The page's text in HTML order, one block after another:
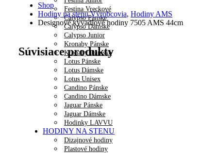
Festina Vreckové
Calypso Pánske
Calypso Dámske
Calypso Junior
Kronaby Pánske
Kronaby Dámske
Lotus Pánske
Lotus Dámske
Lotus Unisex
Candino Pánske
Candino Dámske
Jaguar Pánske
Jaguar Dámske
Hodinky LAVVU
HODINY NA STENU
Dizajnové hodiny
Plastové hodiny
Shop
Hodiny na stenu Výrobcovia, Hodiny AMS
Designové kyvadlové hodiny 7505 AMS 44cm
Súvisiace produkty